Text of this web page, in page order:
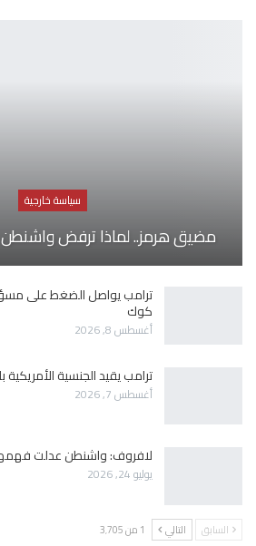
سياسة خارجية
مضيق هرمز.. لماذا ترفض واشنطن
ترامب يواصل الضغط على
كوك
أغسطس 8, 2026
ترامب يقيد الجنسية الأمريكية
أغسطس 7, 2026
لافروف: واشنطن عدلت
يوليو 24, 2026
السابق التالي 1 من 3٬705